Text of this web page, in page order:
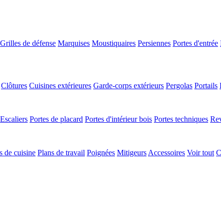
Grilles de défense Marquises Moustiquaires Persiennes Portes d'entrée
Clôtures Cuisines extérieures Garde-corps extérieurs Pergolas Portails
Escaliers Portes de placard Portes d'intérieur bois Portes techniques
de cuisine Plans de travail Poignées Mitigeurs Accessoires Voir tout